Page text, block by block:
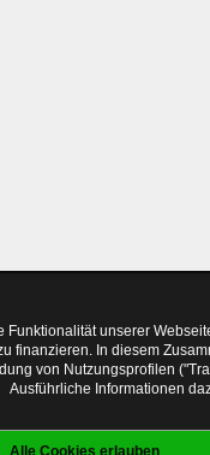
Funktionalität unserer
finanzieren. In diesem
von Nutzungsprofilen
Ausführliche Informationen
Alle Cookies erlauben